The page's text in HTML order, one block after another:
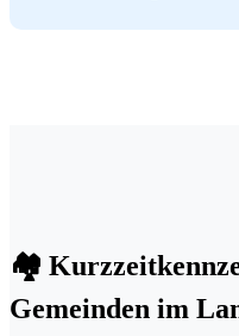
🏘️
Gemeinden im